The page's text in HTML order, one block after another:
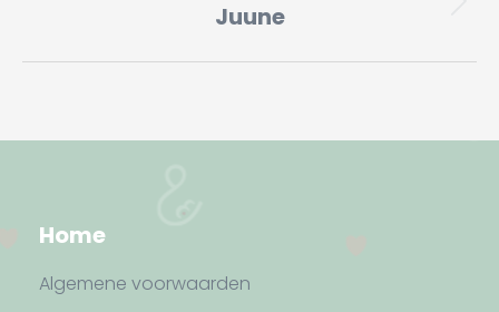
Volgend
Juune
Home
Algemene voorwaarden